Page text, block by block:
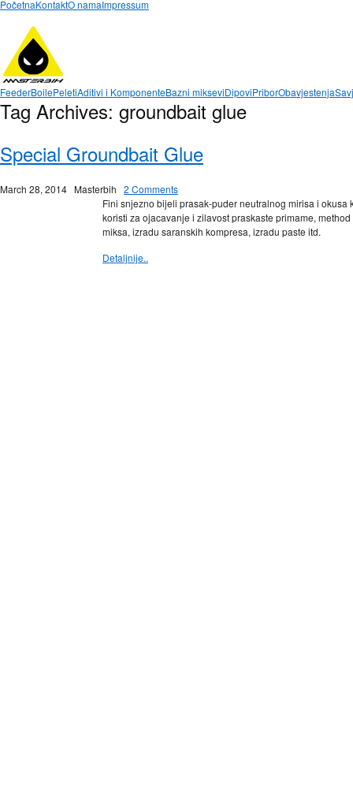
PočetnaKontaktO namaImpressum
FeederBoilePeletiAditivi i KomponenteBazni mikseviDipoviPriborObavjestenja
Tag Archives: groundbait glue
Special Groundbait Glue
March 28, 2014 Masterbih 2 Comments
Fini snjezno bijeli prasak-puder neutralnog mirisa i okusa
koristi za ojacavanje i zilavost praskaste primame, method
miksa, izradu saranskih kompresa, izradu paste itd.
Detaljnije..